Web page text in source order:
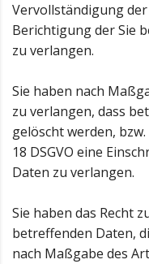
Vervollständigung
Berichtigung der Sie
zu verlangen.
Sie haben nach
zu verlangen, dass
gelöscht werden,
18 DSGVO eine
Daten zu verlangen.
Sie haben das Recht
betreffenden Daten,
nach Maßgabe des